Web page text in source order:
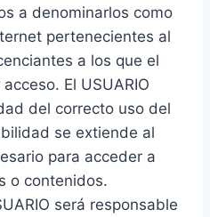
a denominarlos como
pertenecientes al
a los que el
El USUARIO
del correcto uso del
se extiende al
para acceder a
o contenidos.
será responsable